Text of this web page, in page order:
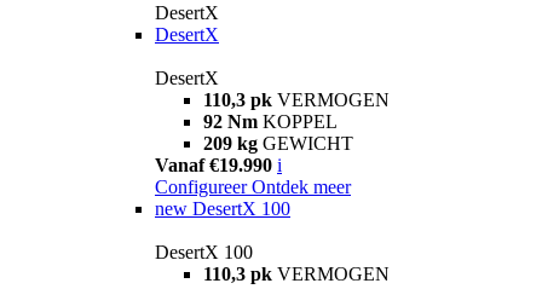
DesertX
DesertX
DesertX
110,3 pk VERMOGEN
92 Nm KOPPEL
209 kg GEWICHT
Vanaf €19.990 i
Configureer Ontdek meer
new DesertX 100
DesertX 100
110,3 pk VERMOGEN